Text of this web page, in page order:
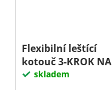
Flexibilní leštící
kotouč 3-KROK NA
TERACO A BETON
skladem